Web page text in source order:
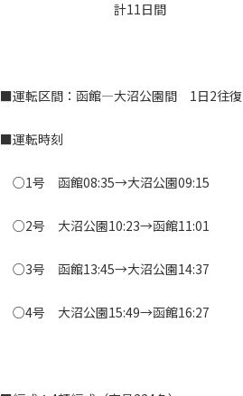
計11日間
■運転区間：函館―大沼公園間 1日2往復
■運転時刻
○1号 函館08:35→大沼公園09:15
○2号 大沼公園10:23→函館11:01
○3号 函館13:45→大沼公園14:37
○4号 大沼公園15:49→函館16:27